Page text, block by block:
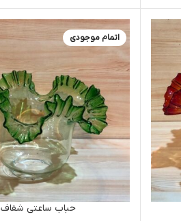
اتمام موجودی
حباب ساعتی شفاف